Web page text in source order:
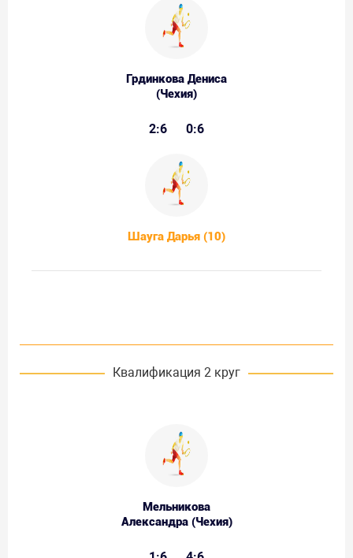
Грдинкова Дениса
(Чехия)
2:6 0:6
Шауга Дарья (10)
Квалификация 2 круг
Мельникова
Александра (Чехия)